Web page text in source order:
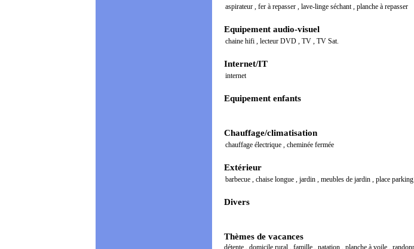
aspirateur , fer à repasser , lave-linge séchant, planche à repasser
Equipement audio-visuel
chaine hifi , lecteur DVD , TV , TV Sat.
Internet/IT
internet
Equipement enfants
Chauffage/climatisation
chauffage électrique , cheminée fermée
Extérieur
barbecue , chaise longue , jardin , meubles de jardin , place parking
Divers
Thèmes de vacances
détente , domicile rural , famille , natation , planche à voile ,